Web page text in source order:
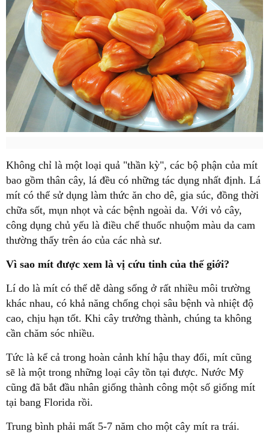
Không chỉ là một loại quả "thần kỳ", các bộ phận của mít
bao gồm thân cây, lá đều có những tác dụng nhất định. Lá
mít có thể sử dụng làm thức ăn cho dê, gia súc, đồng thời
chữa sốt, mụn nhọt và các bệnh ngoài da. Với vỏ cây,
công dụng chủ yếu là điều chế thuốc nhuộm màu da cam
thường thấy trên áo của các nhà sư.
Vì sao mít được xem là vị cứu tinh của thế giới?
Lí do là mít có thể dễ dàng sống ở rất nhiều môi trường
khác nhau, có khả năng chống chọi sâu bệnh và nhiệt độ
cao, chịu hạn tốt. Khi cây trưởng thành, chúng ta không
cần chăm sóc nhiều.
Tức là kể cả trong hoàn cảnh khí hậu thay đổi, mít cũng
sẽ là một trong những loại cây tồn tại được. Nước Mỹ
cũng đã bắt đầu nhân giống thành công một số giống mít
tại bang Florida rồi.
Trung bình phải mất 5-7 năm cho một cây mít ra trái.